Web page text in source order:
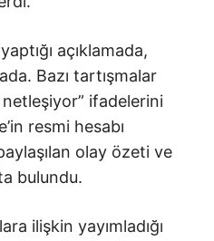
açıklamada,
Bazı tartışmalar
ifadelerini
resmi hesabı
olay özeti ve
bulundu.
ilişkin yayımladığı